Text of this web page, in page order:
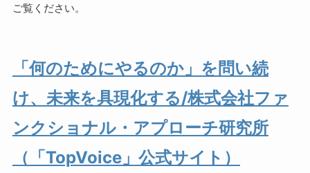
ご覧ください。
「何のためにやるのか」を問い続
け、未来を具現化する/株式会社ファ
ンクショナル・アプローチ研究所
（「TopVoice」公式サイト）